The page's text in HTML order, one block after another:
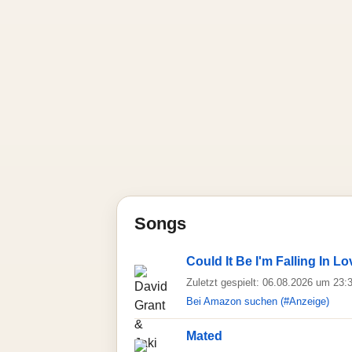
Songs
Could It Be I'm Falling In
Zuletzt gespielt: 06.08.2026 um
Bei Amazon suchen (#Anzeige)
Mated